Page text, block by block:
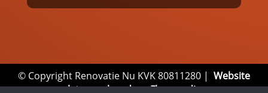
© Copyright Renovatie Nu KVK 80811280 | Website
laten maken door Flexamedia